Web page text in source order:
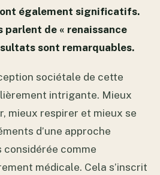
également significatifs.
parlent de « renaissance
sont remarquables.
sociétale de cette
intrigante. Mieux
mieux respirer et mieux se
d’une approche
comme
médicale. Cela s’inscrit